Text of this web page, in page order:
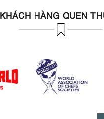
KHÁCH HÀNG QUEN